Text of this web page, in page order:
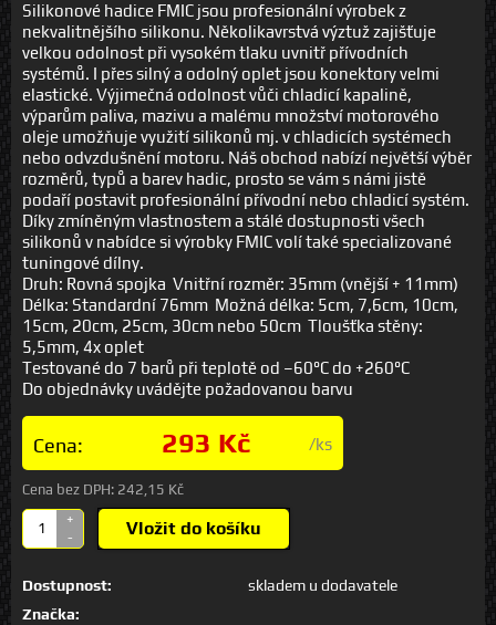
Silikonové hadice FMIC jsou profesionální výrobek z
nekvalitnějšího silikonu. Několikavrstvá výztuž zajišťuje
velkou odolnost při vysokém tlaku uvnitř přívodních
systémů. I přes silný a odolný oplet jsou konektory velmi
elastické. Výjimečná odolnost vůči chladicí kapalině,
výparům paliva, mazivu a malému množství motorového
oleje umožňuje využití silikonů mj. v chladicích systémech
nebo odvzdušnění motoru. Náš obchod nabízí největší výběr
rozměrů, typů a barev hadic, prosto se vám s námi jistě
podaří postavit profesionální přívodní nebo chladicí systém.
Díky zmíněným vlastnostem a stálé dostupnosti všech
silikonů v nabídce si výrobky FMIC volí také specializované
tuningové dílny.
Druh: Rovná spojka Vnitřní rozměr: 35mm (vnější + 11mm)
Délka: Standardní 76mm Možná délka: 5cm, 7,6cm, 10cm,
15cm, 20cm, 25cm, 30cm nebo 50cm Tloušťka stěny:
5,5mm, 4x oplet
Testované do 7 barů při teplotě od –60°C do +260°C
Do objednávky uvádějte požadovanou barvu
Cena: 293 Kč /ks
Cena bez DPH: 242,15 Kč
+
-
Vložit do košíku
Dostupnost:
skladem u dodavatele
Značka: